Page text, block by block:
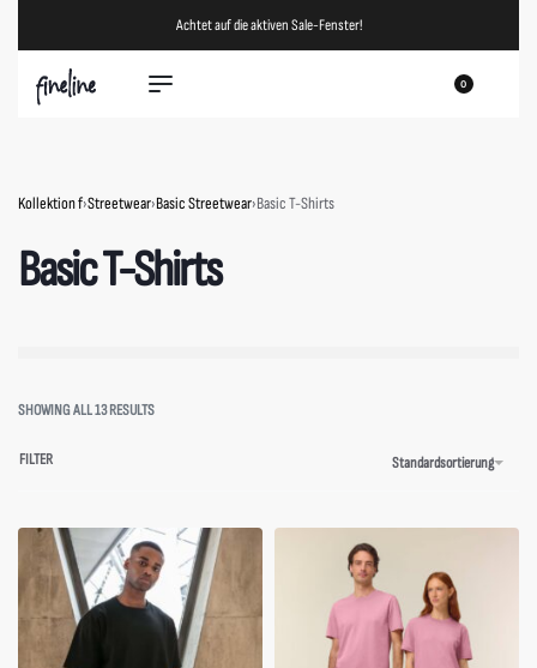
Achtet auf die aktiven Sale-Fenster!
0
Kollektion f›Streetwear›Basic Streetwear›Basic T-Shirts
Basic T-Shirts
SHOWING ALL 13 RESULTS
Standardsortierung
FILTER